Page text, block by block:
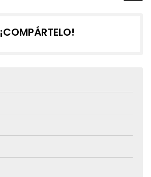
¡COMPÁRTELO!